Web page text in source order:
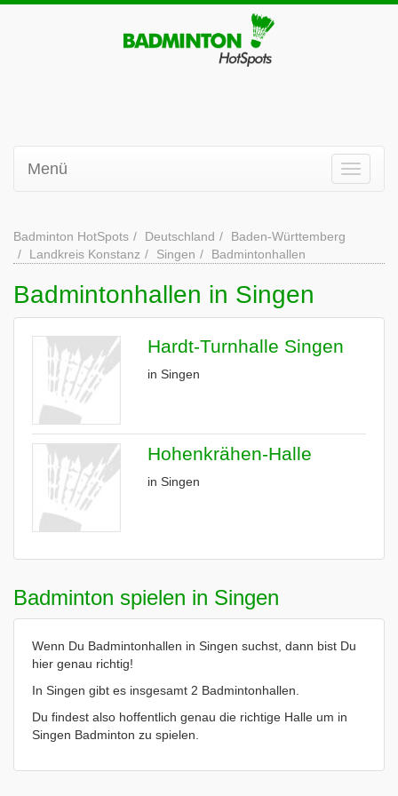
Menü
Badminton HotSpots Deutschland
Baden-Württemberg
Landkreis Konstanz
Singen Badmintonhallen
Badmintonhallen in Singen
Hardt-Turnhalle Singen
in Singen
Hohenkrähen-Halle
in Singen
Badminton spielen in Singen
Wenn Du Badmintonhallen in Singen suchst, dann bist Du
hier genau richtig!
In Singen gibt es insgesamt 2 Badmintonhallen.
Du findest also hoffentlich genau die richtige Halle um in
Singen Badminton zu spielen.